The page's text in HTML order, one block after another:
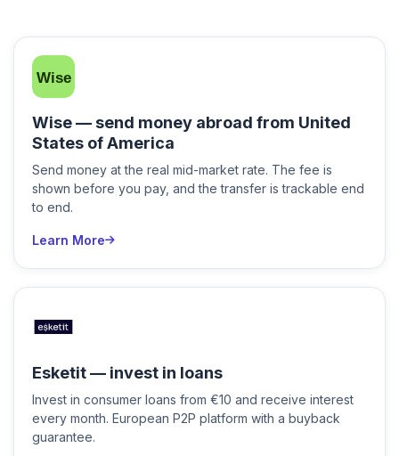
Wise — send money abroad from United
States of America
Send money at the real mid-market rate. The fee is
shown before you pay, and the transfer is trackable end
to end.
Learn More
Esketit — invest in loans
Invest in consumer loans from €10 and receive interest
every month. European P2P platform with a buyback
guarantee.